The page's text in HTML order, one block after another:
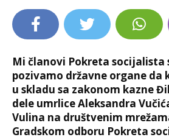
Mi članovi Pokreta socijalista
pozivamo državne organe da
u skladu sa zakonom kazne
dele umrlice Aleksandra
Vulina na društvenim
Gradskom odboru Pokreta